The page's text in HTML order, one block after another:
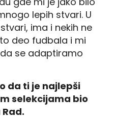
lepih stvari. U
ima i nekih ne
deo fudbala i mi
se adaptiramo
da ti je najlepši
selekcijama bio